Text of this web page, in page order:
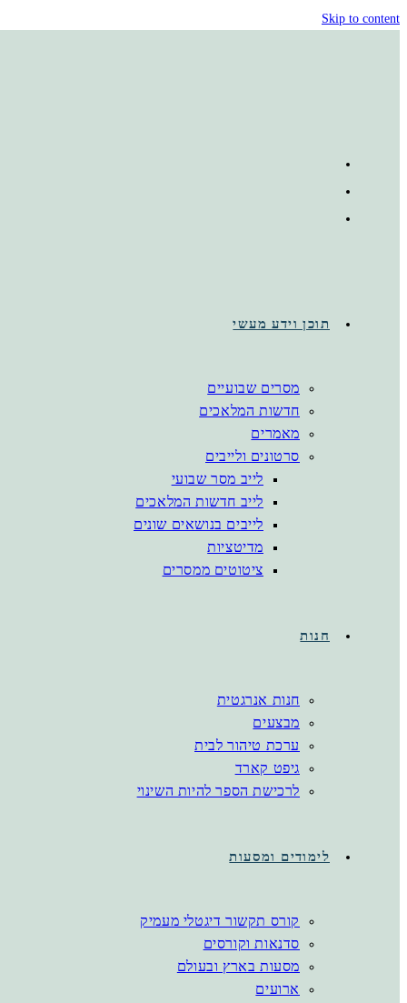
Skip to content
תוכן וידע מעשי
מסרים שבועיים
חדשות המלאכים
מאמרים
סרטונים ולייבים
לייב מסר שבועי
לייב חדשות המלאכים
לייבים בנושאים שונים
מדיטציות
ציטוטים ממסרים
חנות
חנות אנרגטית
מבצעים
ערכת טיהור לבית
גיפט קארד
לרכישת הספר להיות השינוי
לימודים ומסעות
קורס תקשור דיגטלי מעמיק
סדנאות וקורסים
מסעות בארץ ובעולם
ארועים